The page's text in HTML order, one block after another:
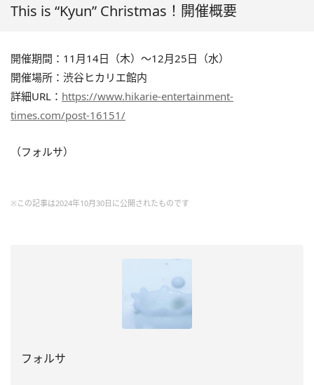
This is “Kyun” Christmas！開催概要
開催期間：11月14日（木）～12月25日（水）
開催場所：渋谷ヒカリエ館内
詳細URL： https://www.hikarie-entertainment-
times.com/post-16151/
（フォルサ）
※この記事は2024年10月30日に公開されたものです
フォルサ